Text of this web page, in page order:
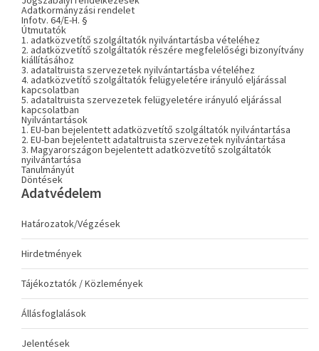
Adatkormányzási rendelet
Infotv. 64/E-H. §
Útmutatók
1. adatközvetítő szolgáltatók nyilvántartásba vételéhez
2. adatközvetítő szolgáltatók részére megfelelőségi bizonyítvány
kiállításához
3. adataltruista szervezetek nyilvántartásba vételéhez
4. adatközvetítő szolgáltatók felügyeletére irányuló eljárással
kapcsolatban
5. adataltruista szervezetek felügyeletére irányuló eljárással
kapcsolatban
Nyilvántartások
1. EU-ban bejelentett adatközvetítő szolgáltatók nyilvántartása
2. EU-ban bejelentett adataltruista szervezetek nyilvántartása
3. Magyarországon bejelentett adatközvetítő szolgáltatók
nyilvántartása
Tanulmányút
Döntések
Adatvédelem
Határozatok/Végzések
Hirdetmények
Tájékoztatók / Közlemények
Állásfoglalások
Jelentések